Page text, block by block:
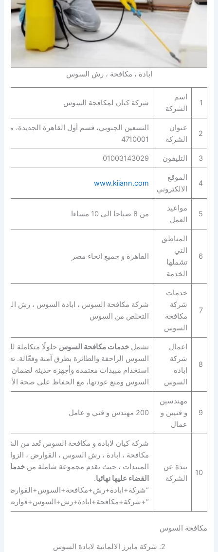
ابادة ، مكافحة ، رش السوس
1
اسم
الشركة
شركة كيان لمكافحة السوس
2
عنوان
الشركة
التسعين الجنوبي، قسم أول القاهرة الجديدة،
4710001
3 التليفون 01003143029
4
الموقع
الالكتروني
www.kiiann.com
5
مواعيد
العمل
من 8 صباحا الى 10 مساءا
6
المناطق
التي
تشملها
الخدمة
القاهرة و جميع انحاء مصر
7
خدمات
شركة
مكافحة
السوس
شركة مكافحة السوس ، ابادة السوس ، رش
التخلص من السوس
8
اعمال
شركة
ابادة
السوس
تشمل خدمات مكافحة السوس حلولًا متكاملة
السوس الزاحفة والطائرة بطرق آمنة وفعّالة.
استخدام مبيدات معتمدة وأجهزة حديثة لضمان
السوس ومنع عودتها، مع الحفاظ على صحة
9
مهندسين
و فنيين و
عمال
200 مهندس و فني و عامل
10
نبذة عن
الشركة
شركة كيان لابادة و مكافحة السوس تُعد من
مكافحة ، ابادة ، رش السوس ، القوارض ، الزواحف
المبيدات ، حيث تقدم مجموعة شاملة من خدمات
القضاء عليها نهائيا.
مكافحة السوس
2. شركة مايرز الالمانية لابادة السوس